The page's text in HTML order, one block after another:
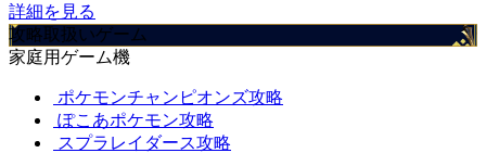
詳細を見る
攻略取扱いゲーム
家庭用ゲーム機
ポケモンチャンピオンズ攻略
ぽこあポケモン攻略
スプラレイダース攻略